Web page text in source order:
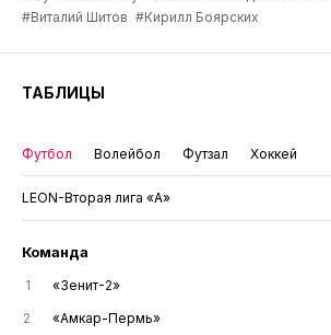
#Виталий Шитов #Кирилл Боярских
ТАБЛИЦЫ
Футбол Волейбол Футзал Хоккей
LEON-Вторая лига «А»
Команда
1 «Зенит-2»
2
«Амкар-Пермь»